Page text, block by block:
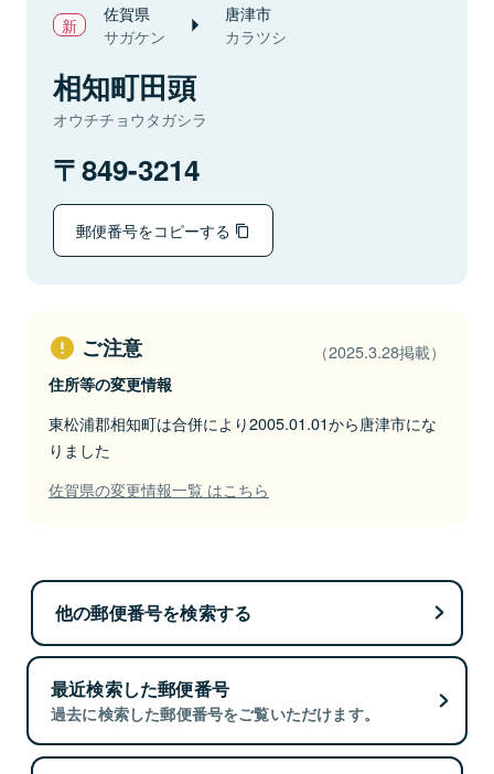
佐賀県
サガケン
唐津市
カラツシ
相知町田頭
オウチチョウタガシラ
849-3214
郵便番号をコピーする
ご注意 （2025.3.28掲載）
住所等の変更情報
東松浦郡相知町は合併により2005.01.01から唐津市にな
りました
佐賀県の変更情報一覧 はこちら
他の郵便番号を検索する
最近検索した郵便番号
過去に検索した郵便番号をご覧いただけます。